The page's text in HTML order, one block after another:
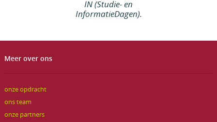
IN (Studie- en
InformatieDagen).
Meer over ons
onze opdracht
ons team
onze partners